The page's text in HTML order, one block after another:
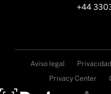
+44
Aviso legal Privacidad
Privacy Center